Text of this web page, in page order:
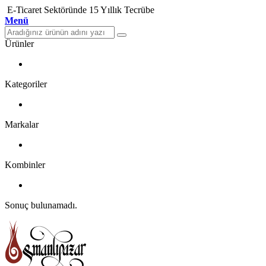
E-Ticaret Sektöründe 15 Yıllık Tecrübe
Menü
Ürünler
Kategoriler
Markalar
Kombinler
Sonuç bulunamadı.